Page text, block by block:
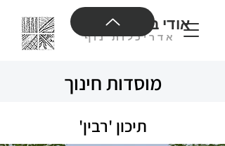
אודי בנימיני בע"מ
מוסדות חינוך
תיכון 'רבין'